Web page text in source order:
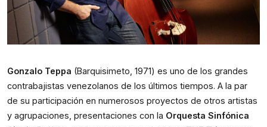
Gonzalo Teppa (Barquisimeto, 1971) es uno de los grandes
contrabajistas venezolanos de los últimos tiempos. A la par
de su participación en numerosos proyectos de otros artistas
y agrupaciones, presentaciones con la Orquesta Sinfónica